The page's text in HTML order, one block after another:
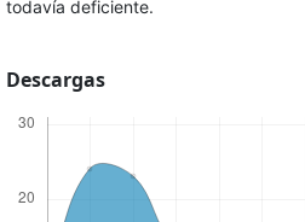
todavía deficiente.
Descargas